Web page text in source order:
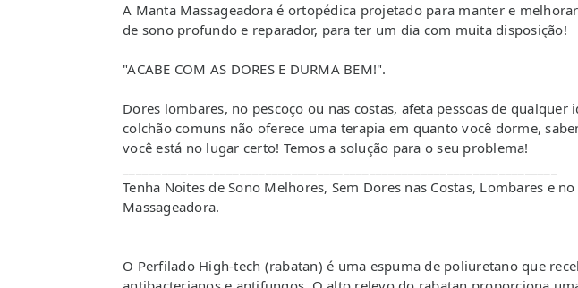
A Manta Massageadora é ortopédica projetado para manter e
de sono profundo e reparador, para ter um dia com muita disposição!
"ACABE COM AS DORES E DURMA BEM!".
Dores lombares, no pescoço ou nas costas, afeta pessoas de
colchão comuns não oferece uma terapia em quanto você dorme,
você está no lugar certo! Temos a solução para o seu problema!
Tenha Noites de Sono Melhores, Sem Dores nas Costas, Lombares e
Massageadora.
O Perfilado High-tech (rabatan) é uma espuma de poliuretano que